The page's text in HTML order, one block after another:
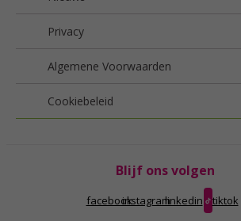
Privacy
Algemene Voorwaarden
Cookiebeleid
Blijf ons volgen
facebookinstagramlinkedin tiktok